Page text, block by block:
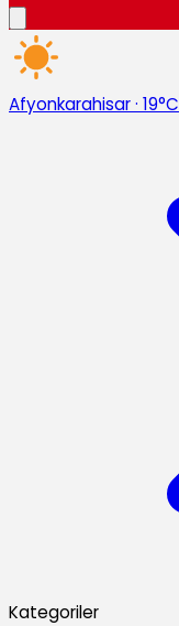
Afyonkarahisar· 19°C
Kategoriler